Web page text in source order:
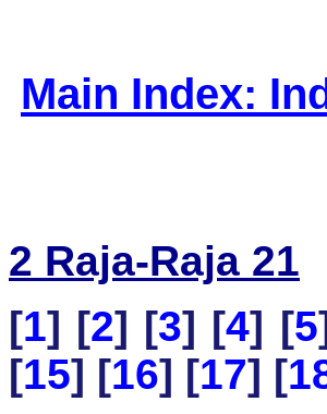
Main Index:
2 Raja-Raja 21
[1] [2] [3] [4] [5
[15] [16] [17] [